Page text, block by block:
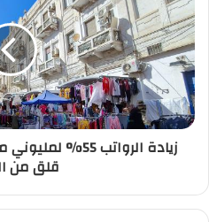
زيادة الرواتب
قلق من